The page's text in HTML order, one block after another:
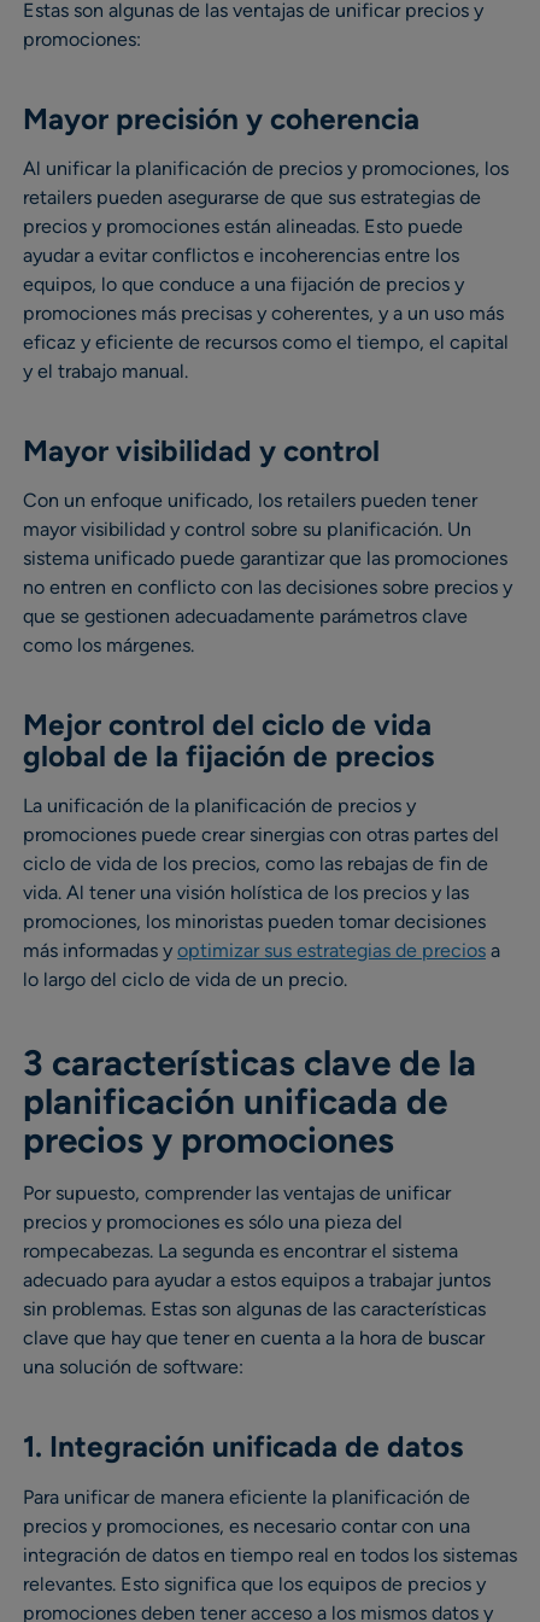
Estas son algunas de las ventajas de unificar precios y
promociones:
Mayor precisión y coherencia
Al unificar la planificación de precios y promociones, los
retailers pueden asegurarse de que sus estrategias de
precios y promociones están alineadas. Esto puede
ayudar a evitar conflictos e incoherencias entre los
equipos, lo que conduce a una fijación de precios y
promociones más precisas y coherentes, y a un uso más
eficaz y eficiente de recursos como el tiempo, el capital
y el trabajo manual.
Mayor visibilidad y control
Con un enfoque unificado, los retailers pueden tener
mayor visibilidad y control sobre su planificación. Un
sistema unificado puede garantizar que las promociones
no entren en conflicto con las decisiones sobre precios y
que se gestionen adecuadamente parámetros clave
como los márgenes.
Mejor control del ciclo de vida
global de la fijación de precios
La unificación de la planificación de precios y
promociones puede crear sinergias con otras partes del
ciclo de vida de los precios, como las rebajas de fin de
vida. Al tener una visión holística de los precios y las
promociones, los minoristas pueden tomar decisiones
más informadas y optimizar sus estrategias de precios a
lo largo del ciclo de vida de un precio.
3 características clave de la
planificación unificada de
precios y promociones
Por supuesto, comprender las ventajas de unificar
precios y promociones es sólo una pieza del
rompecabezas. La segunda es encontrar el sistema
adecuado para ayudar a estos equipos a trabajar juntos
sin problemas. Estas son algunas de las características
clave que hay que tener en cuenta a la hora de buscar
una solución de software:
1. Integración unificada de datos
Para unificar de manera eficiente la planificación de
precios y promociones, es necesario contar con una
integración de datos en tiempo real en todos los sistemas
relevantes. Esto significa que los equipos de precios y
promociones deben tener acceso a los mismos datos y